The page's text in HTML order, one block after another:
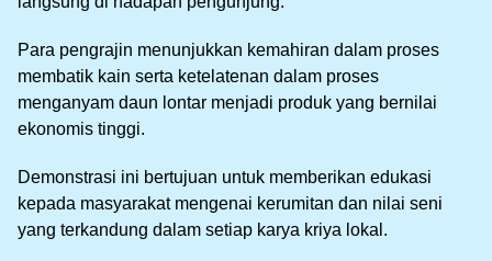
Para pengrajin menunjukkan kemahiran dalam proses
membatik kain serta ketelatenan dalam proses
menganyam daun lontar menjadi produk yang bernilai
ekonomis tinggi.
Demonstrasi ini bertujuan untuk memberikan edukasi
kepada masyarakat mengenai kerumitan dan nilai seni
yang terkandung dalam setiap karya kriya lokal.